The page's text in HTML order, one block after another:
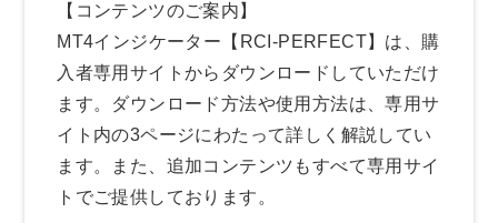
【コンテンツのご案内】
MT4インジケーター【RCI-PERFECT】は、購
入者専用サイトからダウンロードしていただけ
ます。ダウンロード方法や使用方法は、専用サ
イト内の3ページにわたって詳しく解説してい
ます。また、追加コンテンツもすべて専用サイ
トでご提供しております。